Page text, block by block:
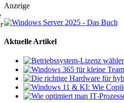
Anzeige
Aktuelle Artikel